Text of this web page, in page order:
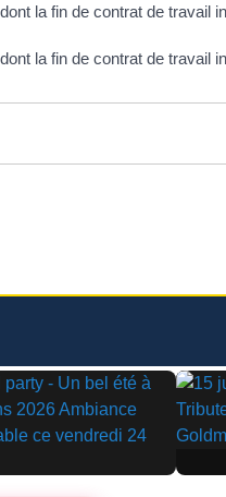
la fin de contrat de travail
la fin de contrat de travail
▶